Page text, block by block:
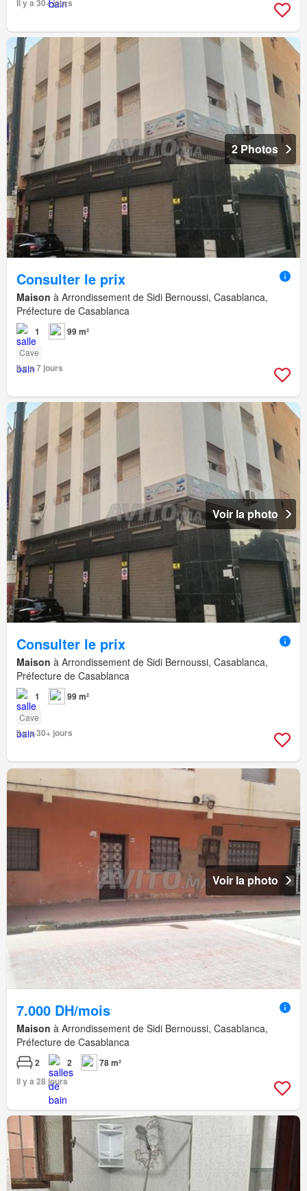
Il y a 30+ jours
2 Photos
Consulter le prix
Maison à Arrondissement de Sidi Bernoussi, Casablanca,
Préfecture de Casablanca
1 99 m²
Cave
Il y a 7 jours
Voir la photo
Consulter le prix
Maison à Arrondissement de Sidi Bernoussi, Casablanca,
Préfecture de Casablanca
1 99 m²
Cave
Il y a 30+ jours
Voir la photo
7.000 DH/mois
Maison à Arrondissement de Sidi Bernoussi, Casablanca,
Préfecture de Casablanca
2 2
78 m²
Il y a 28 jours